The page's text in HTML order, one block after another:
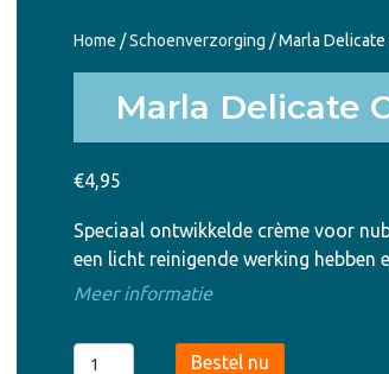
Home /Schoenverzorging / Marla Delicate
Marla Delicate
€4,95
Speciaal ontwikkelde crème voor
een licht reinigende werking hebben
Meer informatie
Marla
Bestel nu